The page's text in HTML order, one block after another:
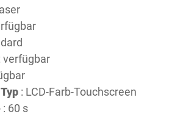
verfügbar
: LCD-Farb-Touchscreen
: 60 s